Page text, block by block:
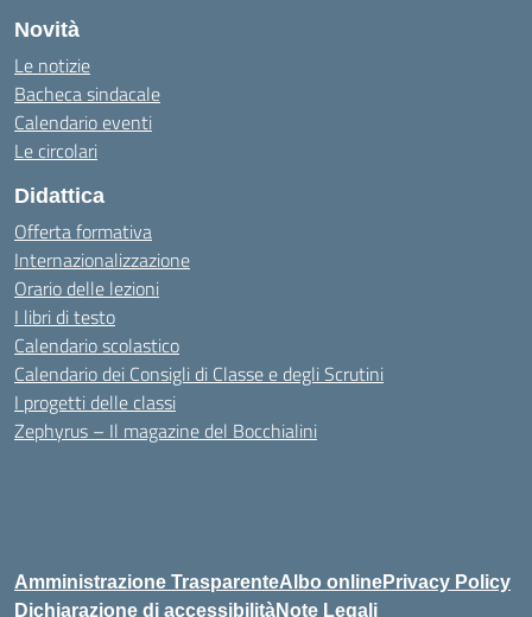
Novità
Le notizie
Bacheca sindacale
Calendario eventi
Le circolari
Didattica
Offerta formativa
Internazionalizzazione
Orario delle lezioni
I libri di testo
Calendario scolastico
Calendario dei Consigli di Classe e degli Scrutini
I progetti delle classi
Zephyrus – Il magazine del Bocchialini
Amministrazione TrasparenteAlbo onlinePrivacy Policy
Dichiarazione di accessibilitàNote Legali